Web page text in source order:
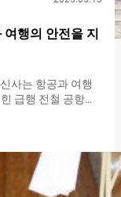
행의 안전을 지
사는 항공과 여행
급행 전철 공항선
신사입니다. 다양
（Uma Musume:
. 아나모리 이나리
산으로 현재 하네다